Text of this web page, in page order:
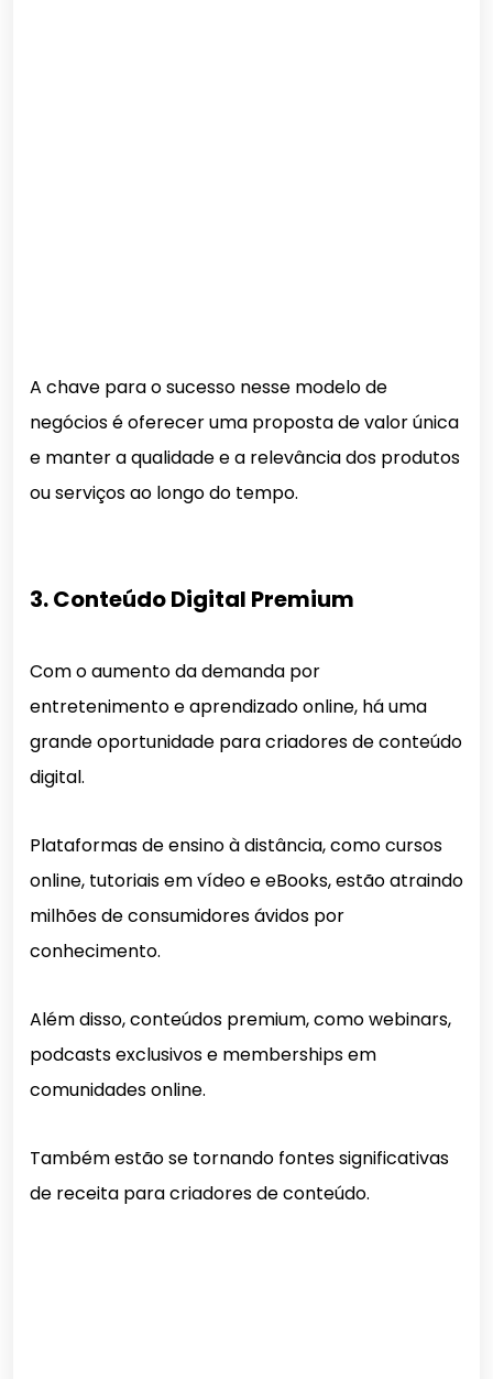
A chave para o sucesso nesse modelo de
negócios é oferecer uma proposta de valor única
e manter a qualidade e a relevância dos produtos
ou serviços ao longo do tempo.
3. Conteúdo Digital Premium
Com o aumento da demanda por
entretenimento e aprendizado online, há uma
grande oportunidade para criadores de conteúdo
digital.
Plataformas de ensino à distância, como cursos
online, tutoriais em vídeo e eBooks, estão atraindo
milhões de consumidores ávidos por
conhecimento.
Além disso, conteúdos premium, como webinars,
podcasts exclusivos e memberships em
comunidades online.
Também estão se tornando fontes significativas
de receita para criadores de conteúdo.